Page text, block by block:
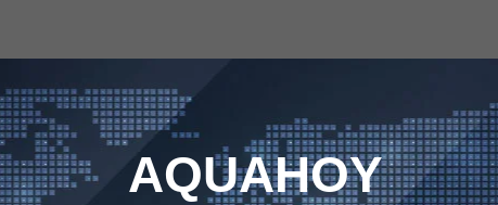
AQUAHOY